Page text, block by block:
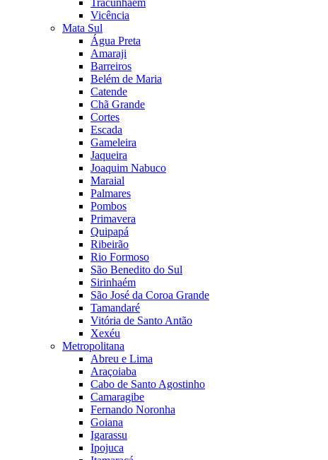
Tracunhaém
Vicência
Mata Sul
Água Preta
Amaraji
Barreiros
Belém de Maria
Catende
Chã Grande
Cortes
Escada
Gameleira
Jaqueira
Joaquim Nabuco
Maraial
Palmares
Pombos
Primavera
Quipapá
Ribeirão
Rio Formoso
São Benedito do Sul
Sirinhaém
São José da Coroa Grande
Tamandaré
Vitória de Santo Antão
Xexéu
Metropolitana
Abreu e Lima
Araçoiaba
Cabo de Santo Agostinho
Camaragibe
Fernando Noronha
Goiana
Igarassu
Ipojuca